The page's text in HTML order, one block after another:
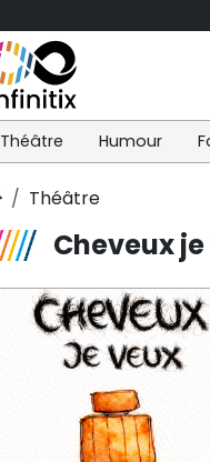
Théâtre Humour
Théâtre
Cheveux